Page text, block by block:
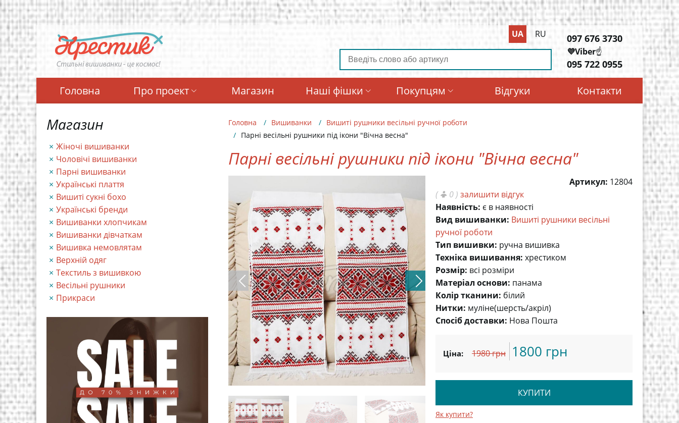
Перейти
до
основного
вмісту
UA RU 097 676 3730
💜Viber☝️
095 722 0955
Головна Про проект Магазин Наші фішки Покупцям Відгуки Контакти
Магазин
Жіночі вишиванки
Чоловічі вишиванки
Парні вишиванки
Українські плаття
Вишиті сукні бохо
Українські бренди
Вишиванки хлопчикам
Вишиванки дівчаткам
Вишивка немовлятам
Верхній одяг
Текстиль з вишивкою
Весільні рушники
Прикраси
Головна Вишиванки
Вишиті рушники весільні ручної роботи
Парні весільні рушники під ікони "Вічна весна"
Парні весільні рушники під ікони "Вічна весна"
Артикул: 12804
(
0 ) залишити відгук
Наявність: є в наявності
Вид вишиванки: Вишиті рушники весільні
ручної роботи
Тип вишивки: ручна вишивка
Техніка вишивання: хрестиком
Розмір: всі розміри
Матеріал основи: панама
Колір тканини: білий
Нитки: муліне(шерсть/акріл)
Спосіб доставки: Нова Пошта
Ціна: 1980 грн 1800 грн
КУПИТИ
Як купити?